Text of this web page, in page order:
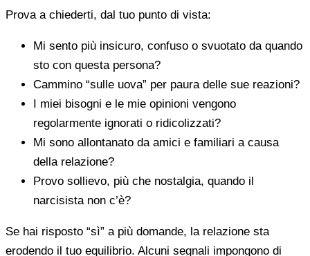
Prova a chiederti, dal tuo punto di vista:
Mi sento più insicuro, confuso o svuotato da quando
sto con questa persona?
Cammino “sulle uova” per paura delle sue reazioni?
I miei bisogni e le mie opinioni vengono
regolarmente ignorati o ridicolizzati?
Mi sono allontanato da amici e familiari a causa
della relazione?
Provo sollievo, più che nostalgia, quando il
narcisista non c’è?
Se hai risposto “sì” a più domande, la relazione sta
erodendo il tuo equilibrio. Alcuni segnali impongono di